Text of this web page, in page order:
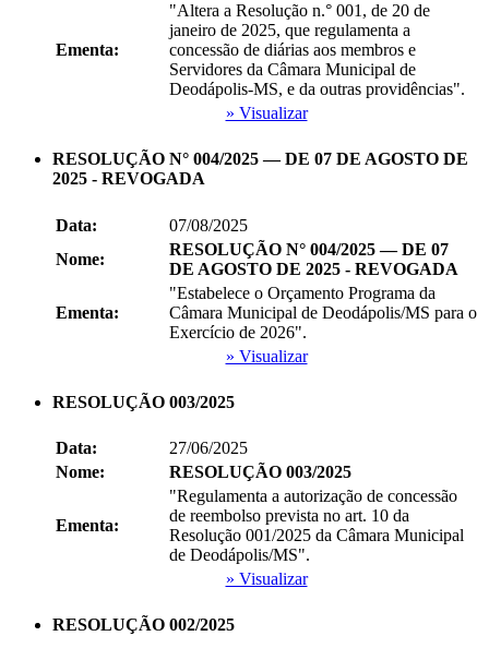
Ementa:
"Altera a Resolução n.° 001, de 20 de
janeiro de 2025, que regulamenta a
concessão de diárias aos membros e
Servidores da Câmara Municipal de
Deodápolis-MS, e da outras providências".
» Visualizar
RESOLUÇÃO N° 004/2025 — DE 07 DE AGOSTO DE
2025 - REVOGADA
Data:
07/08/2025
Nome:
RESOLUÇÃO N° 004/2025 — DE 07
DE AGOSTO DE 2025 - REVOGADA
Ementa:
"Estabelece o Orçamento Programa da
Câmara Municipal de Deodápolis/MS para o
Exercício de 2026".
» Visualizar
RESOLUÇÃO 003/2025
Data:
27/06/2025
Nome:
RESOLUÇÃO 003/2025
Ementa:
"Regulamenta a autorização de concessão
de reembolso prevista no art. 10 da
Resolução 001/2025 da Câmara Municipal
de Deodápolis/MS".
» Visualizar
RESOLUÇÃO 002/2025